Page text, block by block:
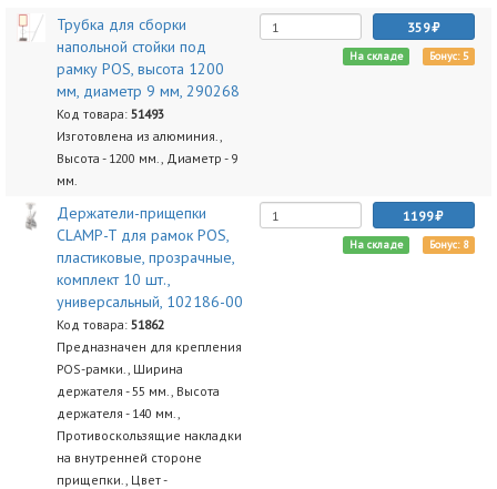
Трубка для сборки
напольной стойки под
рамку POS, высота 1200
мм, диаметр 9 мм, 290268
Код товара: 51493
Изготовлена из алюминия.,
Высота - 1200 мм., Диаметр - 9
мм.
359
На складе Бонус: 5
Держатели-прищепки
CLAMP-T для рамок POS,
пластиковые, прозрачные,
комплект 10 шт.,
универсальный, 102186-00
Код товара: 51862
Предназначен для крепления
POS-рамки., Ширина
держателя - 55 мм., Высота
держателя - 140 мм.,
Противоскользящие накладки
на внутренней стороне
прищепки., Цвет -
1199
На складе Бонус: 8